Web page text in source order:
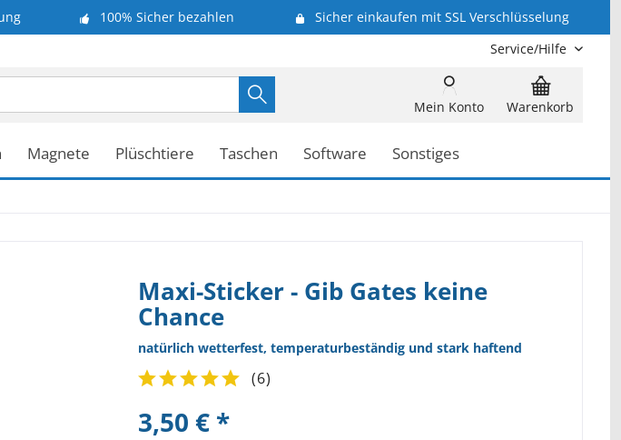
100% Sicher bezahlen
Sicher einkaufen mit SSL Verschlüsselung
Service/Hilfe
Warenkorb
Mein Konto
Magnete Plüschtiere Taschen Software Sonstiges
Maxi-Sticker - Gib Gates keine
Chance
natürlich wetterfest, temperaturbeständig und stark haftend
(6)
3,50 € *